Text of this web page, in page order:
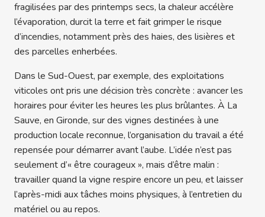
fragilisées par des printemps secs, la chaleur accélère
l’évaporation, durcit la terre et fait grimper le risque
d’incendies, notamment près des haies, des lisières et
des parcelles enherbées.
Dans le Sud-Ouest, par exemple, des exploitations
viticoles ont pris une décision très concrète : avancer les
horaires pour éviter les heures les plus brûlantes. À La
Sauve, en Gironde, sur des vignes destinées à une
production locale reconnue, l’organisation du travail a été
repensée pour démarrer avant l’aube. L’idée n’est pas
seulement d’« être courageux », mais d’être malin :
travailler quand la vigne respire encore un peu, et laisser
l’après-midi aux tâches moins physiques, à l’entretien du
matériel ou au repos.